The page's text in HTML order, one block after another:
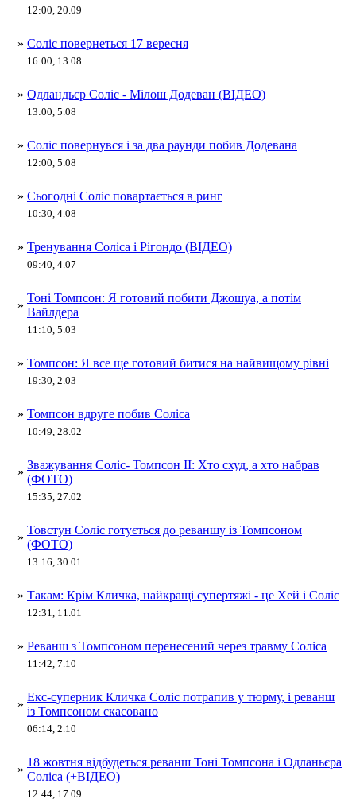
12:00, 20.09
» Соліс повернеться 17 вересня
16:00, 13.08
» Одландьєр Соліс - Мілош Додеван (ВІДЕО)
13:00, 5.08
» Соліс повернувся і за два раунди побив Додевана
12:00, 5.08
» Сьогодні Соліс повартається в ринг
10:30, 4.08
» Тренування Соліса і Рігондо (ВІДЕО)
09:40, 4.07
»
Тоні Томпсон: Я готовий побити Джошуа, а потім
Вайлдера
11:10, 5.03
» Томпсон: Я все ще готовий битися на найвищому рівні
19:30, 2.03
» Томпсон вдруге побив Соліса
10:49, 28.02
»
Зважування Соліс- Томпсон ІІ: Хто схуд, а хто набрав
(ФОТО)
15:35, 27.02
»
Товстун Соліс готується до реваншу із Томпсоном
(ФОТО)
13:16, 30.01
» Такам: Крім Кличка, найкращі супертяжі - це Хей і Соліс
12:31, 11.01
» Реванш з Томпсоном перенесений через травму Соліса
11:42, 7.10
»
Екс-суперник Кличка Соліс потрапив у тюрму, і реванш
із Томпсоном скасовано
06:14, 2.10
»
18 жовтня відбудеться реванш Тоні Томпсона і Одланьєра
Соліса (+ВІДЕО)
12:44, 17.09